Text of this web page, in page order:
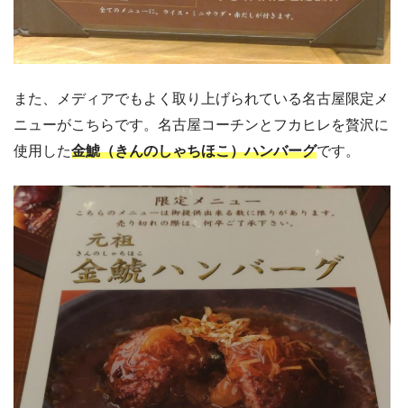
また、メディアでもよく取り上げられている名古屋限定メ
ニューがこちらです。名古屋コーチンとフカヒレを贅沢に
使用した金鯱（きんのしゃちほこ）ハンバーグです。